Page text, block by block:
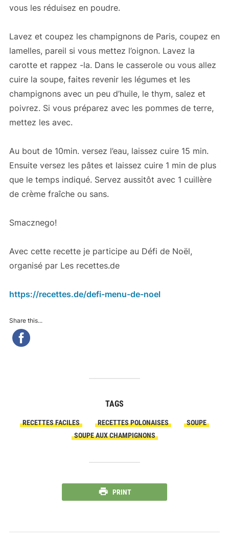
vous les réduisez en poudre.
Lavez et coupez les champignons de Paris, coupez en
lamelles, pareil si vous mettez l’oignon. Lavez la
carotte et rappez -la. Dans le casserole ou vous allez
cuire la soupe, faites revenir les légumes et les
champignons avec un peu d’huile, le thym, salez et
poivrez. Si vous préparez avec les pommes de terre,
mettez les avec.
Au bout de 10min. versez l’eau, laissez cuire 15 min.
Ensuite versez les pâtes et laissez cuire 1 min de plus
que le temps indiqué. Servez aussitôt avec 1 cuillère
de crème fraîche ou sans.
Smacznego!
Avec cette recette je participe au Défi de Noël,
organisé par Les recettes.de
https://recettes.de/defi-menu-de-noel
Share this...
TAGS
RECETTES FACILES RECETTES POLONAISES
SOUPE
SOUPE AUX CHAMPIGNONS
PRINT